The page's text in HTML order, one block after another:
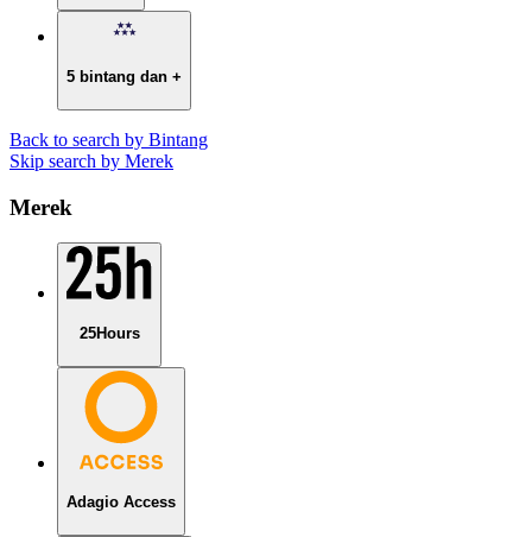
5 bintang dan +
Back to search by Bintang
Skip search by Merek
Merek
25Hours
Adagio Access